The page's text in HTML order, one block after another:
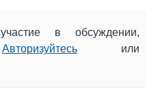
в обсуждении,
Авторизуйтесьили